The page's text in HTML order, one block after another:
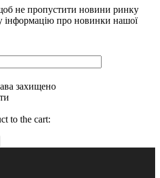
не пропустити новини ринку
​​інформацію про новинки нашої
захищено
to the cart: